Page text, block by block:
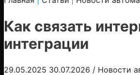
Как связать
интеграции
29.05.2025 30.07.2026 / Новости